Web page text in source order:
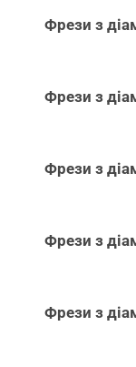
Фрези з
Фрези з
Фрези з
Фрези з
Фрези з